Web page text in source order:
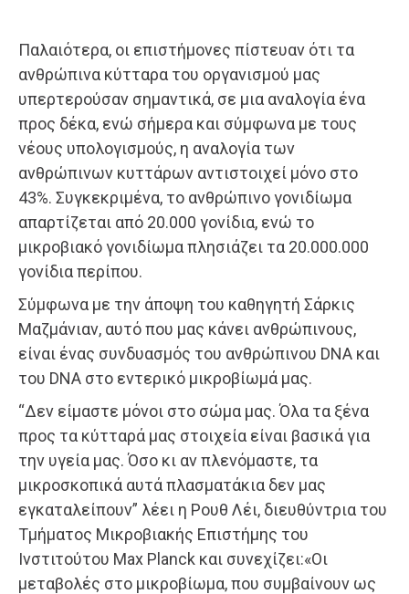
Παλαιότερα, οι επιστήμονες πίστευαν ότι τα
ανθρώπινα κύτταρα του οργανισμού μας
υπερτερούσαν σημαντικά, σε μια αναλογία ένα
προς δέκα, ενώ σήμερα και σύμφωνα με τους
νέους υπολογισμούς, η αναλογία των
ανθρώπινων κυττάρων αντιστοιχεί μόνο στο
43%. Συγκεκριμένα, το ανθρώπινο γονιδίωμα
απαρτίζεται από 20.000 γονίδια, ενώ το
μικροβιακό γονιδίωμα πλησιάζει τα 20.000.000
γονίδια περίπου.
Σύμφωνα με την άποψη του καθηγητή Σάρκις
Μαζμάνιαν, αυτό που μας κάνει ανθρώπινους,
είναι ένας συνδυασμός του ανθρώπινου DNA και
του DNA στο εντερικό μικροβίωμά μας.
“Δεν είμαστε μόνοι στο σώμα μας. Όλα τα ξένα
προς τα κύτταρά μας στοιχεία είναι βασικά για
την υγεία μας. Όσο κι αν πλενόμαστε, τα
μικροσκοπικά αυτά πλασματάκια δεν μας
εγκαταλείπουν” λέει η Ρουθ Λέι, διευθύντρια του
Τμήματος Μικροβιακής Επιστήμης του
Ινστιτούτου Max Planck και συνεχίζει:«Οι
μεταβολές στο μικροβίωμα, που συμβαίνουν ως